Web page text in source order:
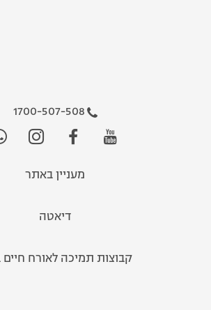
1700-507-508
מעניין באתר
דיאטה
קבוצות תמיכה לאורח חיים